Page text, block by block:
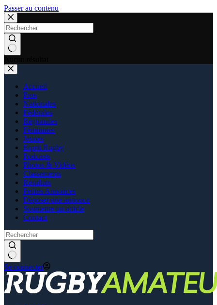
Passer au contenu
Accueil
Pros
Nationales
Fédérales
Régionales
Féminines
Jeunes
Esprit Rugby
Podcasts
Photos & Vidéos
Classements
Résultats
Petites Annonces
Déposer une annonce
Soumettre un article
Contact
Se connecter